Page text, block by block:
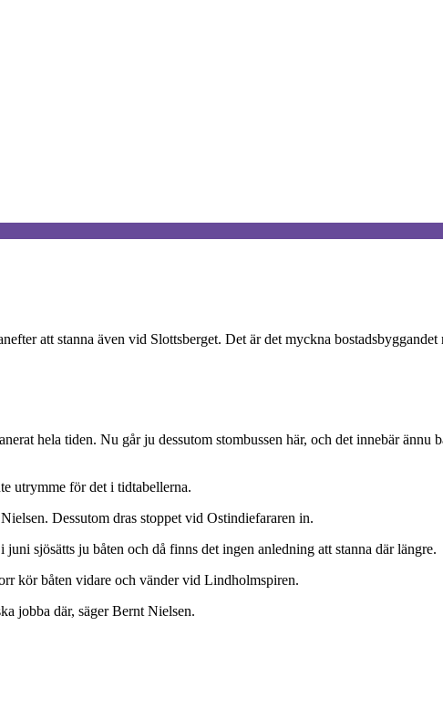
att stanna även vid Slottsberget. Det är det myckna bostadsbyggandet
hela tiden. Nu går ju dessutom stombussen här, och det innebär ännu
utrymme för det i tidtabellerna.
Dessutom dras stoppet vid Ostindiefararen in.
sjösätts ju båten och då finns det ingen anledning att stanna där längre.
kör båten vidare och vänder vid Lindholmspiren.
jobba där, säger Bernt Nielsen.